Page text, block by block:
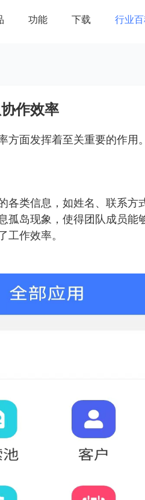
功能 下载 行业
作效率
方面发挥着至关重要的作用
各类信息，如姓名、联系方
孤岛现象，使得团队成员能
工作效率。